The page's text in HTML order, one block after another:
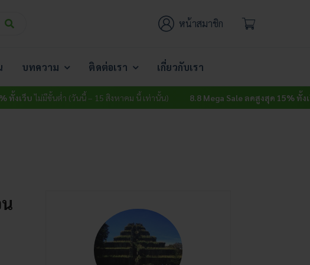
หน้าสมาชิก
บทความ ติดต่อเรา เกี่ยวกับเรา
มีขั้นต่ำ (วันนี้ – 15 สิงหาคม นี้ เท่านั้น) 8.8 Mega Sale ลดสูงสุด 15% ทั้งเว็บไม่มีขั้น